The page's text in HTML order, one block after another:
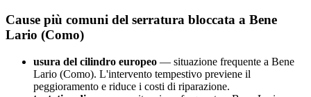
Cause più comuni del serratura bloccata a Bene
Lario (Como)
usura del cilindro europeo — situazione frequente a Bene
Lario (Como). L'intervento tempestivo previene il
peggioramento e riduce i costi di riparazione.